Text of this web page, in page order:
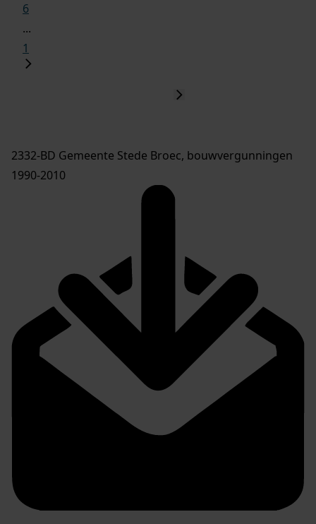
6
...
1
2332-BD Gemeente Stede Broec, bouwvergunningen
1990-2010